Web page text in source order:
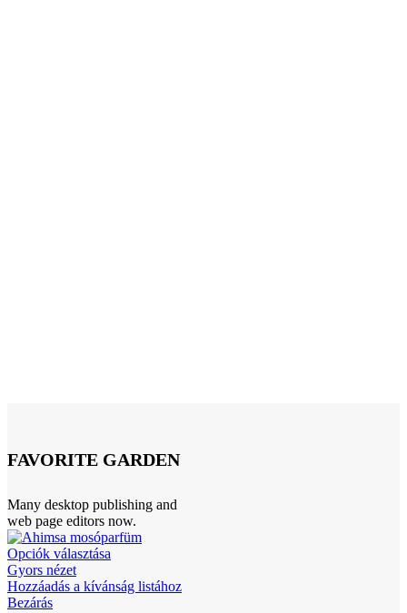
FAVORITE GARDEN
Many desktop publishing and
web page editors now.
Opciók választása
Gyors nézet
Hozzáadás a kívánság listához
Bezárás